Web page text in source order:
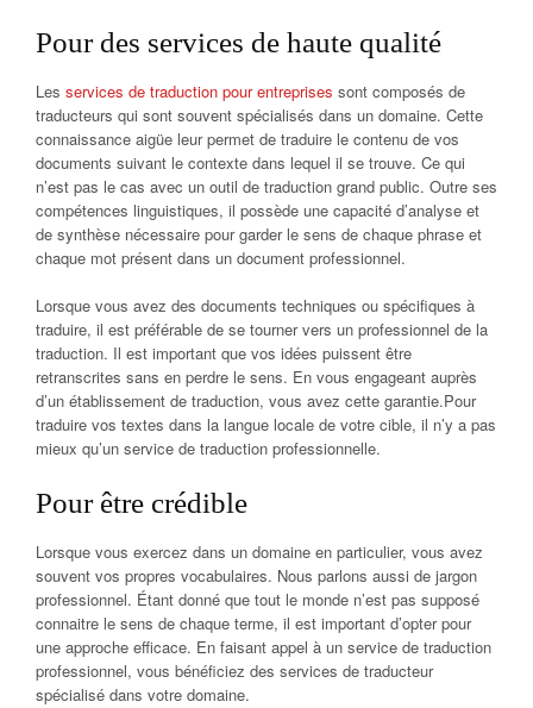
Pour des services de haute qualité
Les services de traduction pour entreprises sont composés de
traducteurs qui sont souvent spécialisés dans un domaine. Cette
connaissance aigüe leur permet de traduire le contenu de vos
documents suivant le contexte dans lequel il se trouve. Ce qui
n’est pas le cas avec un outil de traduction grand public. Outre ses
compétences linguistiques, il possède une capacité d’analyse et
de synthèse nécessaire pour garder le sens de chaque phrase et
chaque mot présent dans un document professionnel.
Lorsque vous avez des documents techniques ou spécifiques à
traduire, il est préférable de se tourner vers un professionnel de la
traduction. Il est important que vos idées puissent être
retranscrites sans en perdre le sens. En vous engageant auprès
d’un établissement de traduction, vous avez cette garantie.Pour
traduire vos textes dans la langue locale de votre cible, il n’y a pas
mieux qu’un service de traduction professionnelle.
Pour être crédible
Lorsque vous exercez dans un domaine en particulier, vous avez
souvent vos propres vocabulaires. Nous parlons aussi de jargon
professionnel. Étant donné que tout le monde n’est pas supposé
connaitre le sens de chaque terme, il est important d’opter pour
une approche efficace. En faisant appel à un service de traduction
professionnel, vous bénéficiez des services de traducteur
spécialisé dans votre domaine.